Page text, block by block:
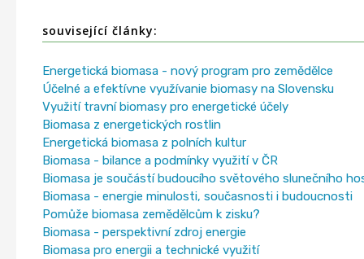
související články:
Energetická biomasa - nový program pro zemědělce
Účelné a efektívne využívanie biomasy na Slovensku
Využití travní biomasy pro energetické účely
Biomasa z energetických rostlin
Energetická biomasa z polních kultur
Biomasa - bilance a podmínky využití v ČR
Biomasa je součástí budoucího světového slunečního
Biomasa - energie minulosti, současnosti i budoucnosti
Pomůže biomasa zemědělcům k zisku?
Biomasa - perspektivní zdroj energie
Biomasa pro energii a technické využití